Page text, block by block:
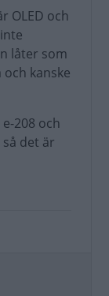
OLED och
låter som
kanske
208 och
det är